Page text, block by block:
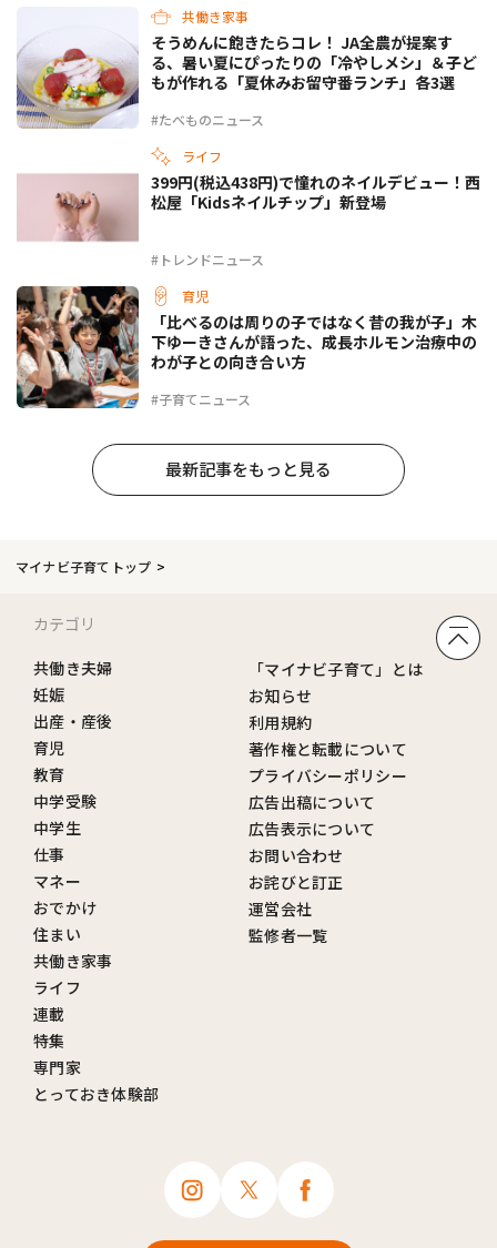
共働き家事
#たべものニュース
そうめんに飽きたらコレ！ JA全農が提案す
る、暑い夏にぴったりの「冷やしメシ」＆子ど
もが作れる「夏休みお留守番ランチ」各3選
ライフ
#トレンドニュース
399円(税込438円)で憧れのネイルデビュー！西
松屋「Kidsネイルチップ」新登場
育児
#子育てニュース
「比べるのは周りの子ではなく昔の我が子」木
下ゆーきさんが語った、成長ホルモン治療中の
わが子との向き合い方
最新記事をもっと見る
マイナビ子育てトップ
カテゴリ
共働き夫婦
妊娠
出産・産後
育児
教育
中学受験
中学生
仕事
マネー
おでかけ
住まい
共働き家事
ライフ
連載
特集
専門家
とっておき体験部
「マイナビ子育て」とは
お知らせ
利用規約
著作権と転載について
プライバシーポリシー
広告出稿について
広告表示について
お問い合わせ
お詫びと訂正
運営会社
監修者一覧